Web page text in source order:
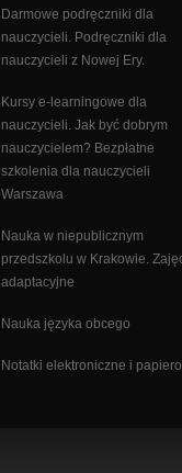
Darmowe podręczniki dla
nauczycieli. Podręczniki dla
nauczycieli z Nowej Ery.
Kursy e-learningowe dla
nauczycieli. Jak być dobrym
nauczycielem? Bezpłatne
szkolenia dla nauczycieli
Warszawa
Nauka w niepublicznym
przedszkolu w Krakowie.
adaptacyjne
Nauka języka obcego
Notatki elektroniczne i